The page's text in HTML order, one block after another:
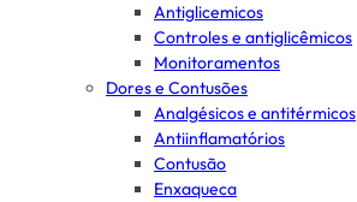
Antiglicemicos
Controles e antiglicêmicos
Monitoramentos
Dores e Contusões
Analgésicos e antitérmicos
Antiinflamatórios
Contusão
Enxaqueca